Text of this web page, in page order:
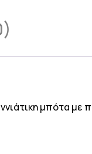
μπότα με